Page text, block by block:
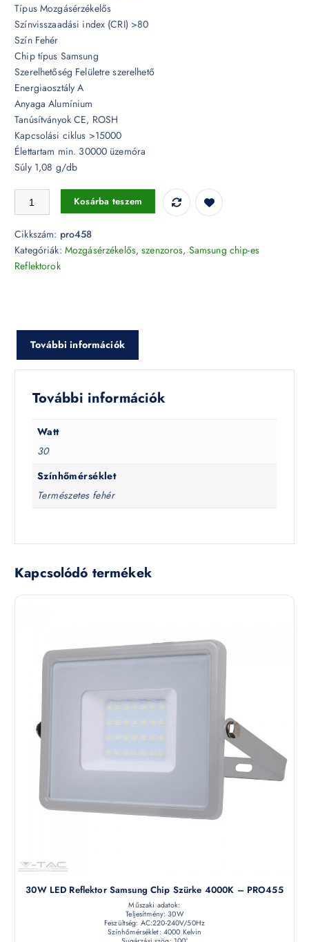
Típus Mozgásérzékelős
Színvisszaadási index (CRI) >80
Szín Fehér
Chip típus Samsung
Szerelhetőség Felületre szerelhető
Energiaosztály A
Anyaga Alumínium
Tanúsítványok CE, ROSH
Kapcsolási ciklus >15000
Élettartam min. 30000 üzemóra
Súly 1,08 g/db
30W Mozgásérzékelős LED reflektor Samsung chip fehér IP65 4000K
Kosárba teszem
Cikkszám: pro458
Kategóriák: Mozgásérzékelős, szenzoros, Samsung chip-es
Reflektorok
További információk
További információk
Watt
30
Színhőmérséklet
Természetes fehér
Kapcsolódó termékek
30W LED Reflektor Samsung Chip Szürke 4000K – PRO455
Műszaki adatok:
Teljesítmény: 30W
Feszültség: AC:220-240V/50Hz
Színhőmérséklet: 4000 Kelvin